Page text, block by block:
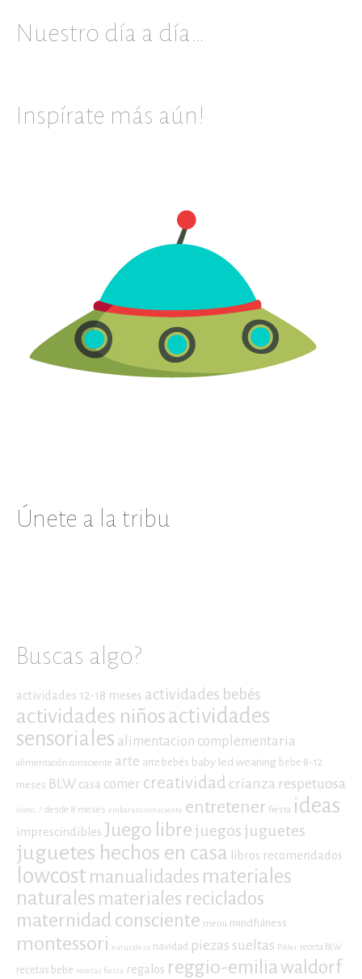
Nuestro día a día…
Inspírate más aún!
Únete a la tribu
Buscas algo?
actividades 12-18 meses actividades bebés
actividades niñosactividades
sensoriales alimentacion complementaria
alimentación consciente arte arte bebés baby led weaning bebe 8-12
meses BLW casa comer creatividad crianza respetuosa
cómo...? desde 8 meses embarazo consciente entretener fiesta ideas
imprescindibles Juego librejuegosjuguetes
juguetes hechos en casa libros recomendados
lowcost manualidades materiales
naturales materiales reciclados
maternidad consciente menú mindfulness
montessori naturaleza navidad piezas sueltas Pikler receta BLW
recetas bebe recetas fiesta regalos reggio-emilia waldorf